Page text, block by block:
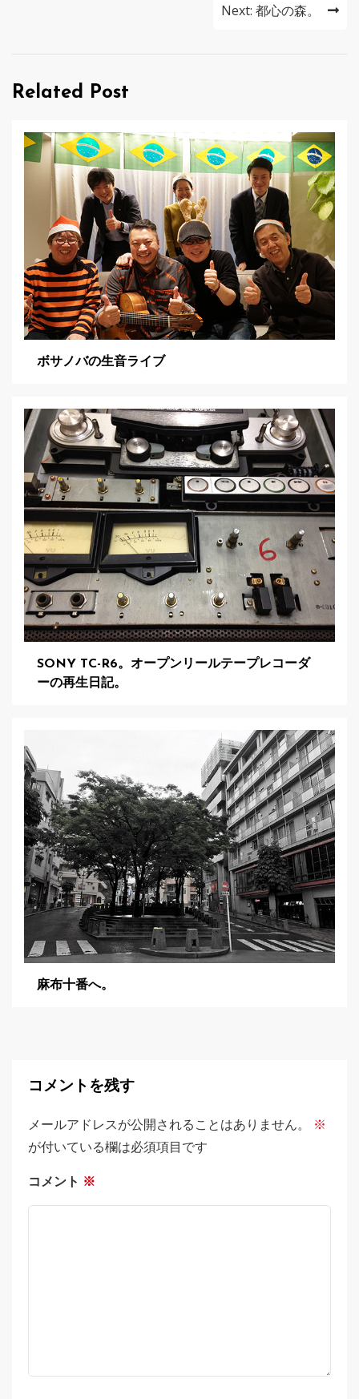
ー
ョ
Next: 都心の森。
Related Post
ボサノバの生音ライブ
SONY TC-R6。オープンリールテープレコーダ
ーの再生日記。
麻布十番へ。
コメントを残す
メールアドレスが公開されることはありません。
※
が付いている欄は必須項目です
コメント ※